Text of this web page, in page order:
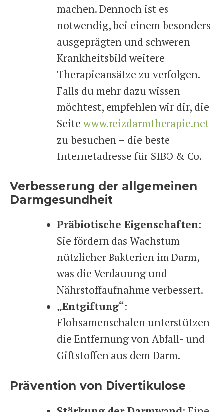
machen. Dennoch ist es
notwendig, bei einem besonders
ausgeprägten und schweren
Krankheitsbild weitere
Therapieansätze zu verfolgen.
Falls du mehr dazu wissen
möchtest, empfehlen wir dir, die
Seite www.reizdarmtherapie.net
zu besuchen – die beste
Internetadresse für SIBO & Co.
Verbesserung der allgemeinen
Darmgesundheit
Präbiotische Eigenschaften:
Sie fördern das Wachstum
nützlicher Bakterien im Darm,
was die Verdauung und
Nährstoffaufnahme verbessert.
„Entgiftung“:
Flohsamenschalen unterstützen
die Entfernung von Abfall- und
Giftstoffen aus dem Darm.
Prävention von Divertikulose